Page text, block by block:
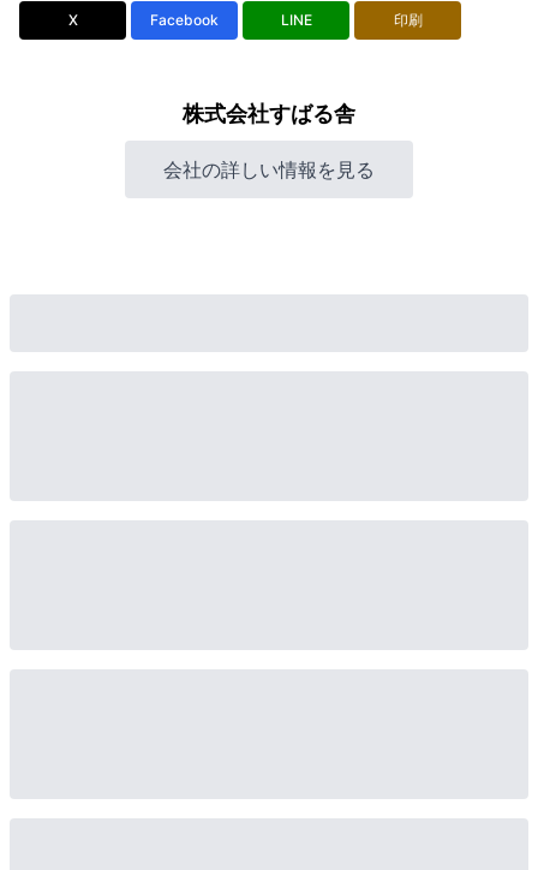
X Facebook LINE 印刷
株式会社すばる舎
会社の詳しい情報を見る